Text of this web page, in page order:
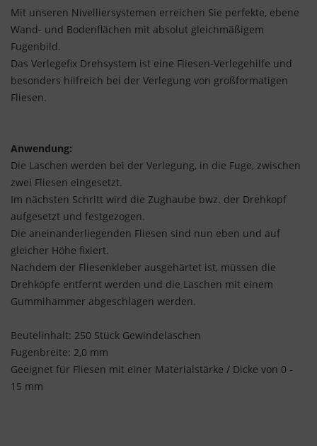
Mit unseren Nivelliersystemen erreichen Sie perfekte, ebene
Wand- und Bodenflächen mit absolut gleichmäßigem
Fugenbild.
Das Verlegefix Drehsystem ist eine Fliesen-Verlegehilfe und
besonders hilfreich bei der Verlegung von großformatigen
Fliesen.
Anwendung:
Die Laschen werden bei der Verlegung, in die Fuge, zwischen
zwei Fliesen eingesetzt.
Im nächsten Schritt wird die Zughaube bwz. der Drehkopf
aufgesetzt und festgezogen.
Die aneinanderliegenden Fliesen sind nun eben und auf
gleicher Höhe fixiert.
Nachdem der Fliesenkleber ausgehärtet ist, müssen die
Drehköpfe entfernt werden und die Laschen mit einem
Gummihammer abgeschlagen werden.
Beutelinhalt: 250 Stück Gewindelaschen
Fugenbreite: 2,0 mm
Geeignet für Fliesen mit einer Materialstärke / Dicke von 0 -
15 mm